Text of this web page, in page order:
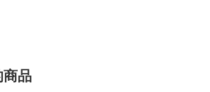
商品